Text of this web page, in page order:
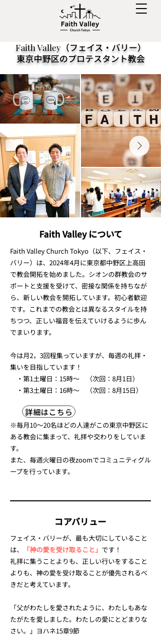
Faith Valley（フェイス・バリー）
東京中野区のプロテスタント教会
Faith Valley について
Faith Valley Church Tokyo（以下、フェイス・
バリー）は、2024年4月に東京都中野区上高田
で教会開拓を始めました。シオンの群教会のサ
ポートと支援を受けて、密接な関係を持ちなが
ら、新しい教会を開拓しています。初心者歓迎
です。これまでの教会とは異なるスタイルを持
ちつつ、正しい福音を伝えていけるように歩ん
でまいります。
今は月2，3回程集っていますが、毎週の礼拝・
集いを目指しています！
・第1土曜日：15時～ （次回：8月1日）
・第3土曜日：16時～ （次回：8月15日）
※毎月10～20名ほどの人達がこの東京中野区に
ある教会に集まって、礼拝や交わりをしていま
す。
また、毎週火曜日の夜zoomでコミュニティグル
ープを行っています。
詳細はこちら
​コアバリュー
フェイス・バリーが、最も大切にしていること
は、
「神の愛を受け取ること」 です！
礼拝に集うことよりも、正しい行いをすること
よりも、神の愛を受け取ることが優先されるべ
きだと考えています。
「父がわたしを愛されたように、わたしもあな
たがたを愛しました。わたしの愛にとどまりな
さい。」ヨハネ15章9節